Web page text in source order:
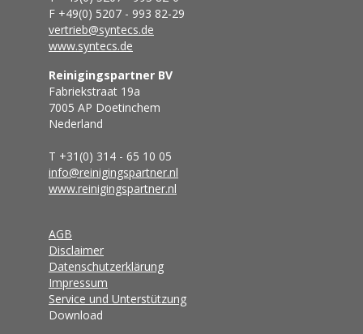
F +49(0) 5207 - 993 82-29
vertrieb@syntecs.de
www.syntecs.de
Reinigingspartner BV
Fabriekstraat 19a
7005 AP Doetinchem
Nederland
T +31(0) 314 - 65 10 05
info@reinigingspartner.nl
www.reinigingspartner.nl
AGB
Disclaimer
Datenschutzerklärung
Impressum
Service und Unterstützung
Download